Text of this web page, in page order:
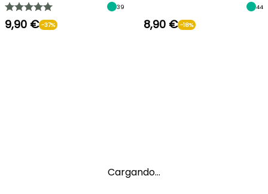
39
9,90 € -37%
44
8,90 € -18%
Cargando...